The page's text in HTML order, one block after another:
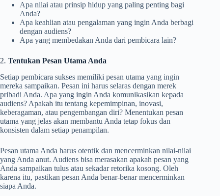
Apa nilai atau prinsip hidup yang paling penting bagi
Anda?
Apa keahlian atau pengalaman yang ingin Anda berbagi
dengan audiens?
Apa yang membedakan Anda dari pembicara lain?
2. Tentukan Pesan Utama Anda
Setiap pembicara sukses memiliki pesan utama yang ingin
mereka sampaikan. Pesan ini harus selaras dengan merek
pribadi Anda. Apa yang ingin Anda komunikasikan kepada
audiens? Apakah itu tentang kepemimpinan, inovasi,
keberagaman, atau pengembangan diri? Menentukan pesan
utama yang jelas akan membantu Anda tetap fokus dan
konsisten dalam setiap penampilan.
Pesan utama Anda harus otentik dan mencerminkan nilai-nilai
yang Anda anut. Audiens bisa merasakan apakah pesan yang
Anda sampaikan tulus atau sekadar retorika kosong. Oleh
karena itu, pastikan pesan Anda benar-benar mencerminkan
siapa Anda.